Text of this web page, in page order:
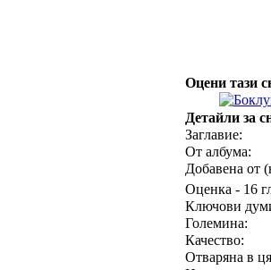
Оцени тази
Детайли за
Заглавие:
От албума:
Добавена от
Оценка - 16
Ключови
Големина:
Качество:
Отваряна в